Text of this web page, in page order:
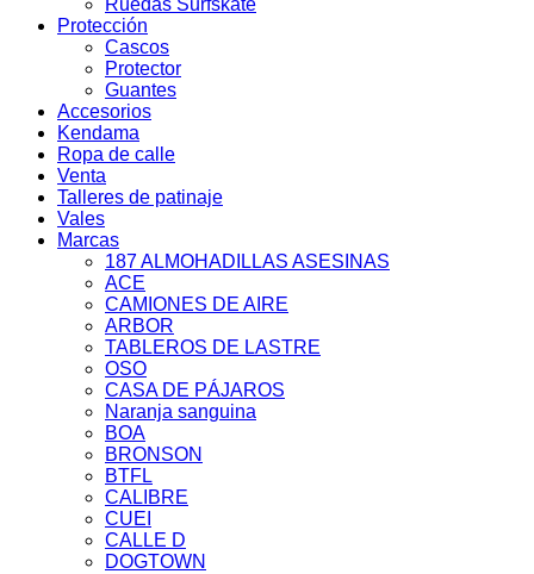
Ruedas Surfskate
Protección
Cascos
Protector
Guantes
Accesorios
Kendama
Ropa de calle
Venta
Talleres de patinaje
Vales
Marcas
187 ALMOHADILLAS ASESINAS
ACE
CAMIONES DE AIRE
ARBOR
TABLEROS DE LASTRE
OSO
CASA DE PÁJAROS
Naranja sanguina
BOA
BRONSON
BTFL
CALIBRE
CUEI
CALLE D
DOGTOWN